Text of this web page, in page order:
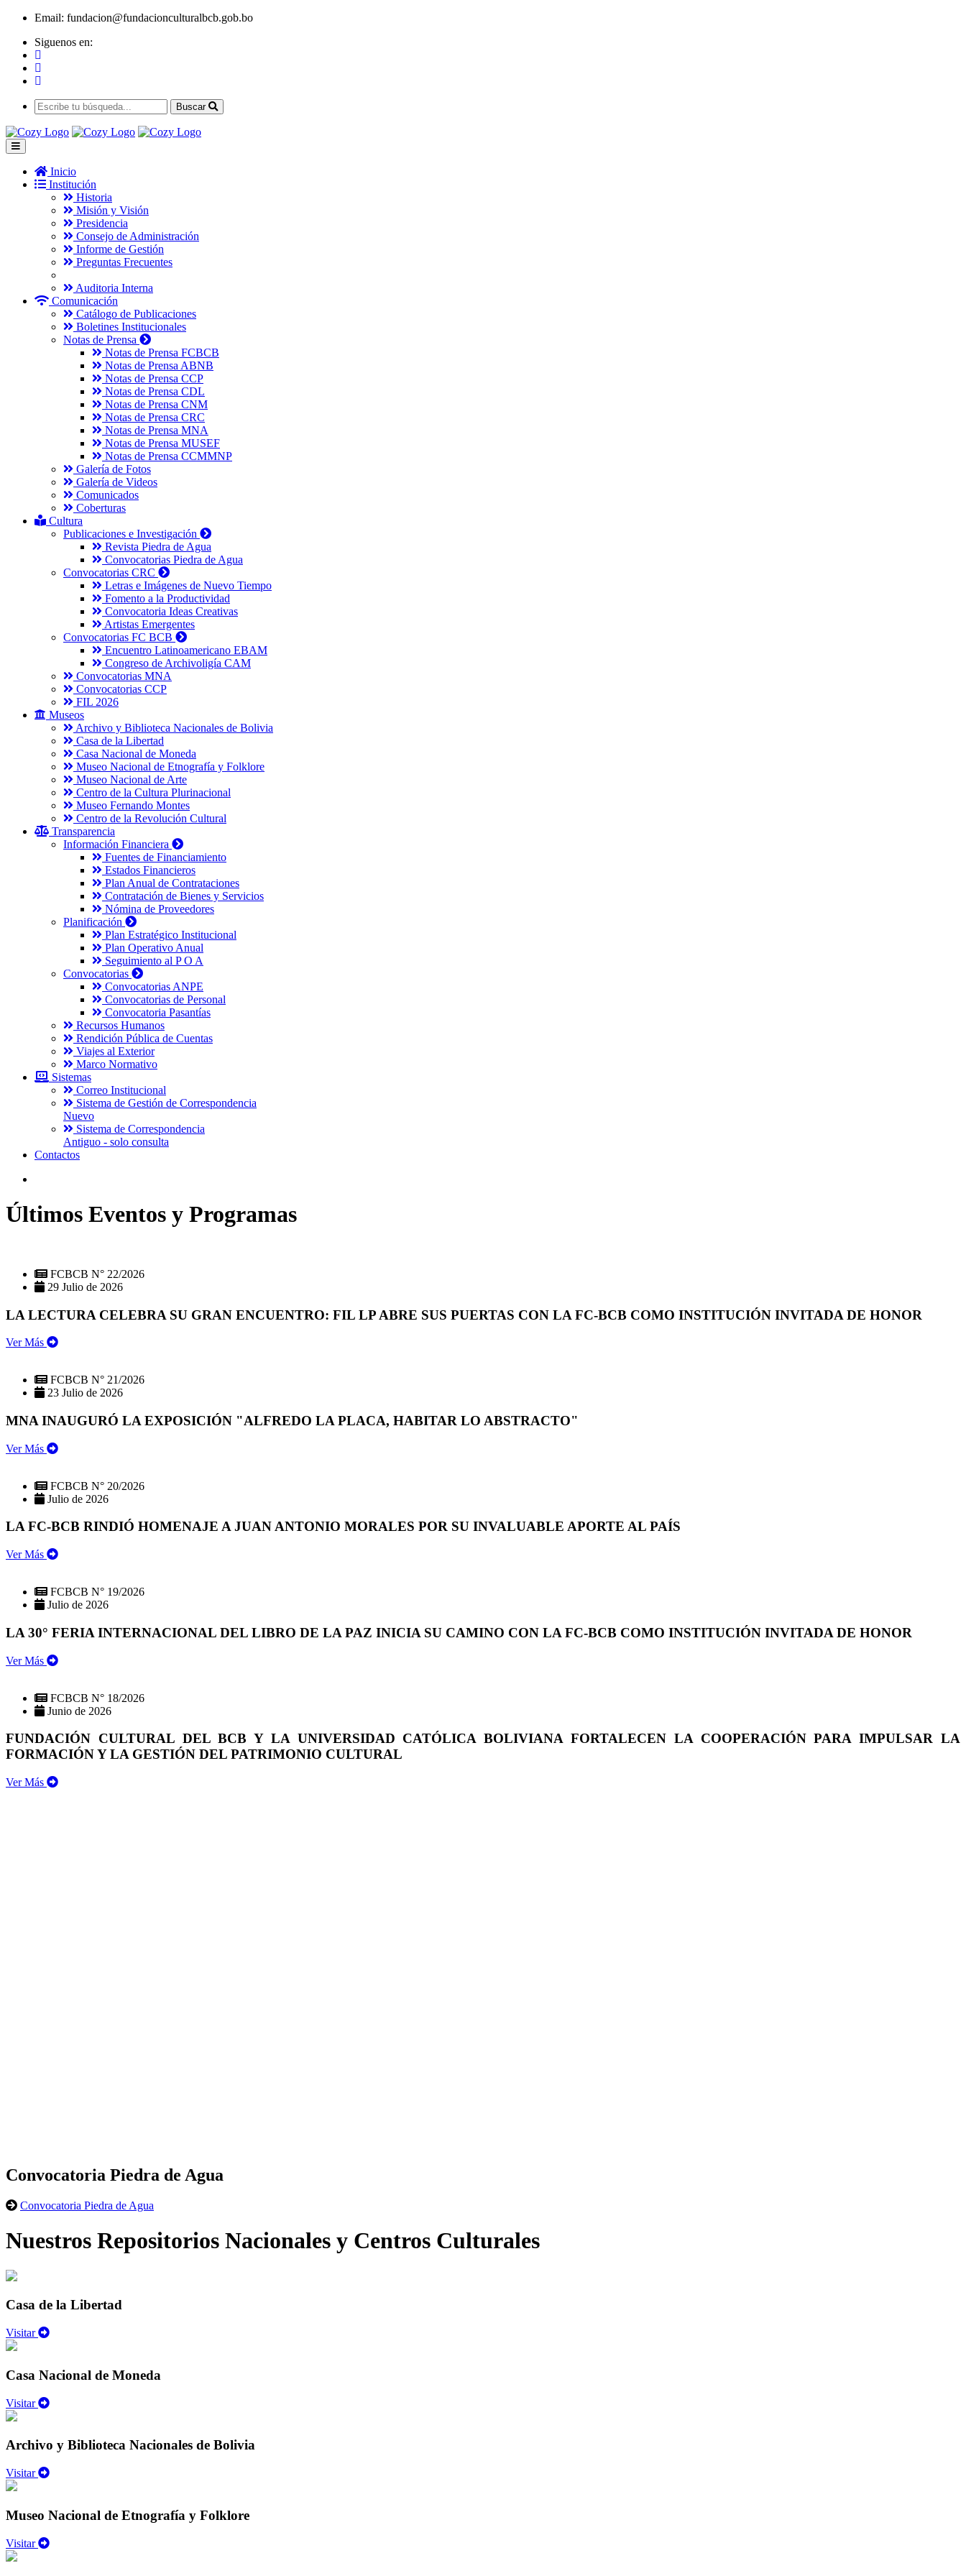
Email: fundacion@fundacionculturalbcb.gob.bo
Siguenos en:
Buscar
Inicio
Institución
Historia
Misión y Visión
Presidencia
Consejo de Administración
Informe de Gestión
Preguntas Frecuentes
Auditoria Interna
Comunicación
Catálogo de Publicaciones
Boletines Institucionales
Notas de Prensa
Notas de Prensa FCBCB
Notas de Prensa ABNB
Notas de Prensa CCP
Notas de Prensa CDL
Notas de Prensa CNM
Notas de Prensa CRC
Notas de Prensa MNA
Notas de Prensa MUSEF
Notas de Prensa CCMMNP
Galería de Fotos
Galería de Videos
Comunicados
Coberturas
Cultura
Publicaciones e Investigación
Revista Piedra de Agua
Convocatorias Piedra de Agua
Convocatorias CRC
Letras e Imágenes de Nuevo Tiempo
Fomento a la Productividad
Convocatoria Ideas Creativas
Artistas Emergentes
Convocatorias FC BCB
Encuentro Latinoamericano EBAM
Congreso de Archivoligía CAM
Convocatorias MNA
Convocatorias CCP
FIL 2026
Museos
Archivo y Biblioteca Nacionales de Bolivia
Casa de la Libertad
Casa Nacional de Moneda
Museo Nacional de Etnografía y Folklore
Museo Nacional de Arte
Centro de la Cultura Plurinacional
Museo Fernando Montes
Centro de la Revolución Cultural
Transparencia
Información Financiera
Fuentes de Financiamiento
Estados Financieros
Plan Anual de Contrataciones
Contratación de Bienes y Servicios
Nómina de Proveedores
Planificación
Plan Estratégico Institucional
Plan Operativo Anual
Seguimiento al P O A
Convocatorias
Convocatorias ANPE
Convocatorias de Personal
Convocatoria Pasantías
Recursos Humanos
Rendición Pública de Cuentas
Viajes al Exterior
Marco Normativo
Sistemas
Correo Institucional
Sistema de Gestión de Correspondencia
Nuevo
Sistema de Correspondencia
Antiguo - solo consulta
Contactos
Últimos Eventos y Programas
FCBCB N° 22/2026
29 Julio de 2026
LA LECTURA CELEBRA SU GRAN ENCUENTRO: FIL LP ABRE SUS PUERTAS CON LA FC-BCB COMO INSTITUCIÓN INVITADA DE HONOR
Ver Más
FCBCB N° 21/2026
23 Julio de 2026
MNA INAUGURÓ LA EXPOSICIÓN "ALFREDO LA PLACA, HABITAR LO ABSTRACTO"
Ver Más
FCBCB N° 20/2026
Julio de 2026
LA FC-BCB RINDIÓ HOMENAJE A JUAN ANTONIO MORALES POR SU INVALUABLE APORTE AL PAÍS
Ver Más
FCBCB N° 19/2026
Julio de 2026
LA 30° FERIA INTERNACIONAL DEL LIBRO DE LA PAZ INICIA SU CAMINO CON LA FC-BCB COMO INSTITUCIÓN INVITADA DE HONOR
Ver Más
FCBCB N° 18/2026
Junio de 2026
FUNDACIÓN CULTURAL DEL BCB Y LA UNIVERSIDAD CATÓLICA BOLIVIANA FORTALECEN LA COOPERACIÓN PARA IMPULSAR LA
FORMACIÓN Y LA GESTIÓN DEL PATRIMONIO CULTURAL
Ver Más
Convocatoria Piedra de Agua
Convocatoria Piedra de Agua
Nuestros Repositorios Nacionales y Centros Culturales
Casa de la Libertad
Visitar
Casa Nacional de Moneda
Visitar
Archivo y Biblioteca Nacionales de Bolivia
Visitar
Museo Nacional de Etnografía y Folklore
Visitar